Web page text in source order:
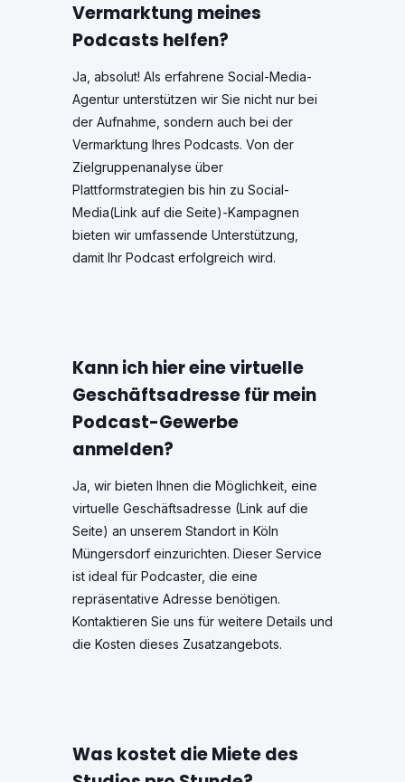
Vermarktung meines
Podcasts helfen?
Ja, absolut! Als erfahrene Social-Media-
Agentur unterstützen wir Sie nicht nur bei
der Aufnahme, sondern auch bei der
Vermarktung Ihres Podcasts. Von der
Zielgruppenanalyse über
Plattformstrategien bis hin zu Social-
Media(Link auf die Seite)-Kampagnen
bieten wir umfassende Unterstützung,
damit Ihr Podcast erfolgreich wird.
Kann ich hier eine virtuelle
Geschäftsadresse für mein
Podcast-Gewerbe
anmelden?
Ja, wir bieten Ihnen die Möglichkeit, eine
virtuelle Geschäftsadresse (Link auf die
Seite) an unserem Standort in Köln
Müngersdorf einzurichten. Dieser Service
ist ideal für Podcaster, die eine
repräsentative Adresse benötigen.
Kontaktieren Sie uns für weitere Details und
die Kosten dieses Zusatzangebots.
Was kostet die Miete des